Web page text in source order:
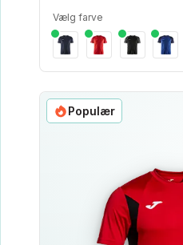
Vælg farve
Populær